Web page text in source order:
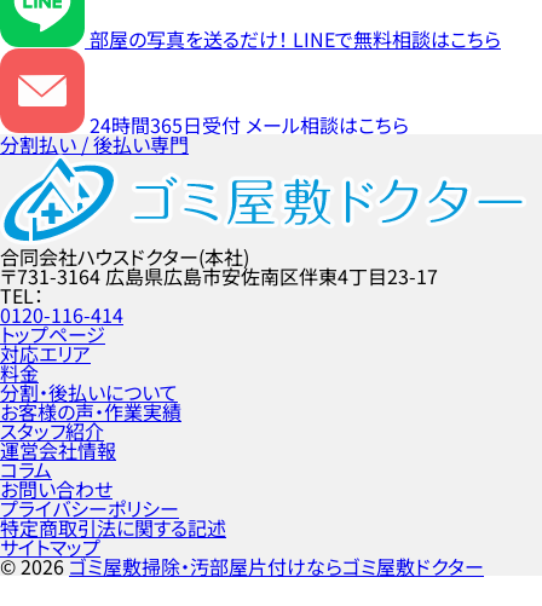
部屋の写真を送るだけ！ LINEで無料相談はこちら
24時間365日受付 メール相談はこちら
分割払い / 後払い専門
合同会社ハウスドクター(本社)
〒731-3164 広島県広島市安佐南区伴東4丁目23-17
TEL
0120-116-414
トップページ
対応エリア
料金
分割・後払いについて
お客様の声・作業実績
スタッフ紹介
運営会社情報
コラム
お問い合わせ
プライバシーポリシー
特定商取引法に関する記述
サイトマップ
©2026ゴミ屋敷掃除・汚部屋片付けならゴミ屋敷ドクター